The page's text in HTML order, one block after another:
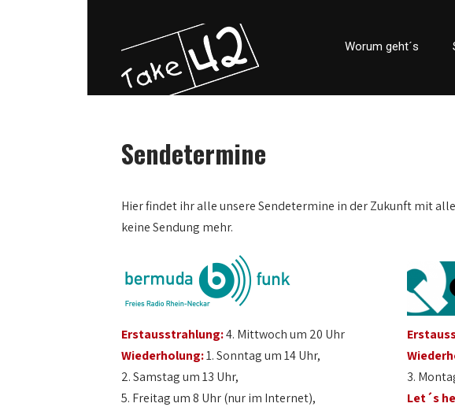
Worum geht´s
Sendetermine
Hier findet ihr alle unsere Sendetermine in der Zukunft mit
keine Sendung mehr.
Erstausstrahlung:4. Mittwoch um 20 Uhr
Wiederholung:1. Sonntag um 14 Uhr,
2. Samstag um 13 Uhr,
5. Freitag um 8 Uhr (nur im Internet),
3.
Let´s
1:00
2:00